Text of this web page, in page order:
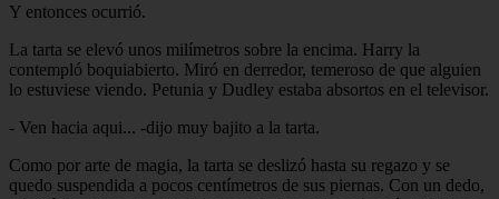
Y entonces ocurrió.
La tarta se elevó unos milímetros sobre la encima. Harry la
contempló boquiabierto. Miró en derredor, temeroso de que alguien
lo estuviese viendo. Petunia y Dudley estaba absortos en el televisor.
- Ven hacia aqui... -dijo muy bajito a la tarta.
Como por arte de magia, la tarta se deslizó hasta su regazo y se
quedo suspendida a pocos centímetros de sus piernas. Con un dedo,